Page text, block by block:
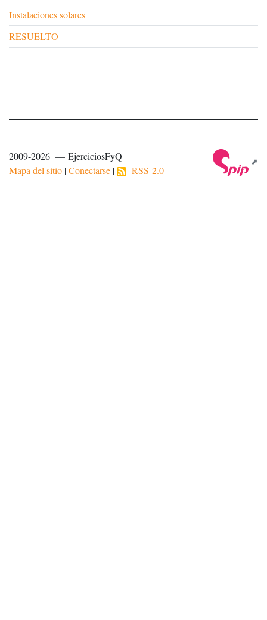
Instalaciones solares
RESUELTO
2009-2026 — EjerciciosFyQ
Mapa del sitio |Conectarse | RSS 2.0